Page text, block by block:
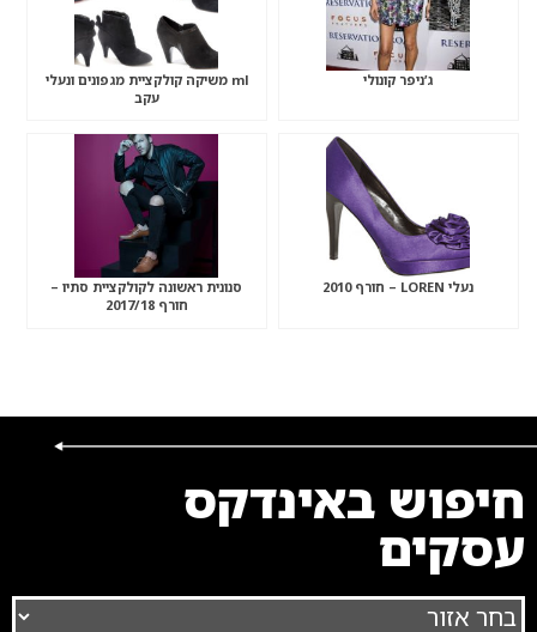
ג’ניפר קונולי
ml משיקה קולקציית מגפונים ונעלי
עקב
נעלי LOREN – חורף 2010
סנונית ראשונה לקולקציית סתיו –
חורף 2017/18
חיפוש באינדקס
עסקים